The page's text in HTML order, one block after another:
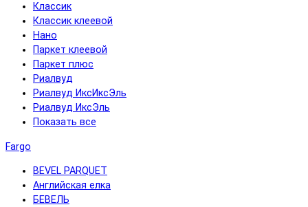
Классик
Классик клеевой
Нано
Паркет клеевой
Паркет плюс
Риалвуд
Риалвуд ИксИксЭль
Риалвуд ИксЭль
Показать все
Fargo
BEVEL PARQUET
Английская елка
БЕВЕЛЬ